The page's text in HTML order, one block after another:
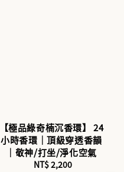
【極品綠奇楠沉香環】 24
小時香環｜頂級穿透香韻
｜敬神/打坐/淨化空氣
Regular
NT$ 2,200